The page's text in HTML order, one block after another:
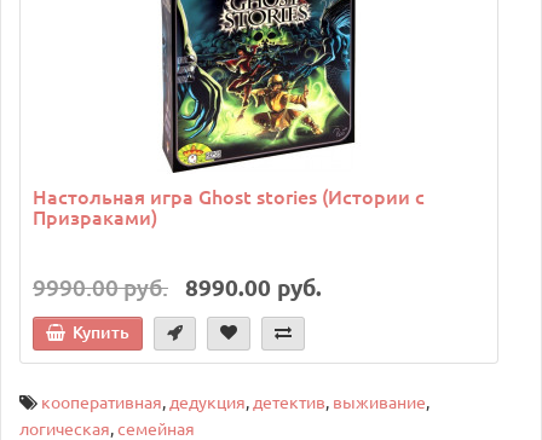
Настольная игра Ghost stories (Истории с
Призраками)
9990.00 руб. 8990.00 руб.
Купить
кооперативная, дедукция, детектив, выживание,
логическая,семейная